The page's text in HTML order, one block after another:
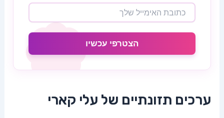
הצטרפי עכשיו
ערכים תזונתיים של עלי קארי